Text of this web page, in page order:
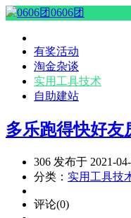
0606团
有奖活动
淘金杂谈
实用工具技术
自助建站
多乐跑得快好友
306 发布于 2021-
分类： 实用工具技
评论(0)